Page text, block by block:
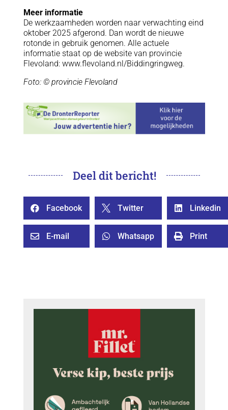
Meer informatie
De werkzaamheden worden naar verwachting eind
oktober 2025 afgerond. Dan wordt de nieuwe
rotonde in gebruik genomen. Alle actuele
informatie staat op de website van provincie
Flevoland: www.flevoland.nl/Biddingringweg.
Foto: © provincie Flevoland
Deel dit bericht!
 Facebook  Twitter  Linkedin
 E-mail  Whatsapp  Print